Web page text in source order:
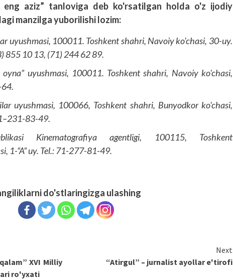
eng aziz” tanloviga deb ko'rsatilgan holda o'z ijodiy
manzilga yuborilishi lozim:
uyushmasi, 100011. Toshkent shahri, Navoiy ko'chasi, 30-uy.
855 10 13, (71) 244 62 89.
oyna” uyushmasi, 100011. Toshkent shahri, Navoiy ko'chasi,
uyushmasi, 100066, Toshkent shahri, Bunyodkor ko'chasi,
83-49.
Kinematografiya agentligi, 100115, Toshkent
1-“A” uy. Tel.: 71-277-81-49.
do'stlaringizga ulashing
XVI Milliy
ro'yxati
Next
“Atirgul” – jurnalist ayollar e'tirofi